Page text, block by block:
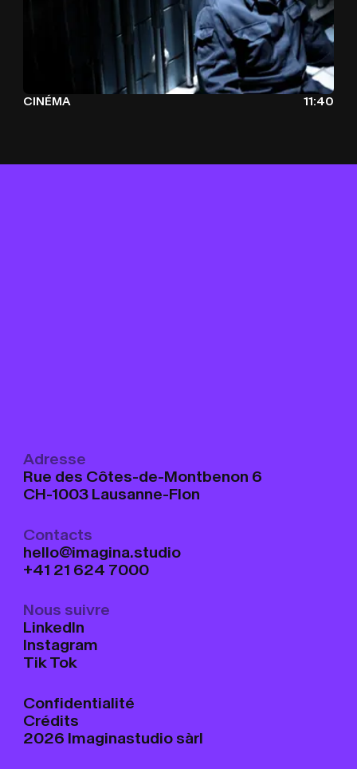
CINÉMA 11:40
Adresse
Rue des Côtes-de-Montbenon 6
CH-1003 Lausanne-Flon
Contacts
hello@imagina.studio
+41 21 624 7000
Nous suivre
LinkedIn
Instagram
Tik Tok
Confidentialité
Crédits
2026 Imaginastudio sàrl